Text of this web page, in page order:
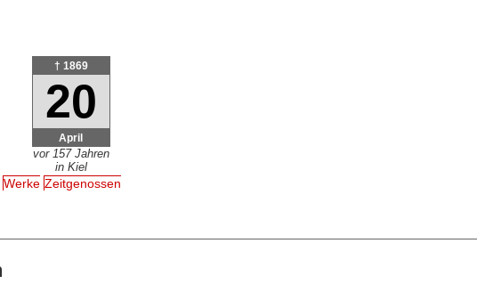
† 1869
20
April
vor 157 Jahren
in Kiel
Werke Zeitgenossen